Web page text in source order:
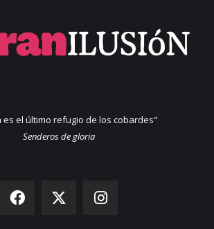
es el último refugio de los cobardes"
Senderos de gloria